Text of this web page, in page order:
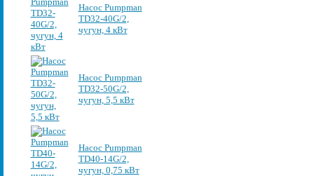
Насос Pumpman
TD32-40G/2,
чугун, 4 кВт
Насос Pumpman
TD32-50G/2,
чугун, 5,5 кВт
Насос Pumpman
TD40-14G/2,
чугун, 0,75 кВт